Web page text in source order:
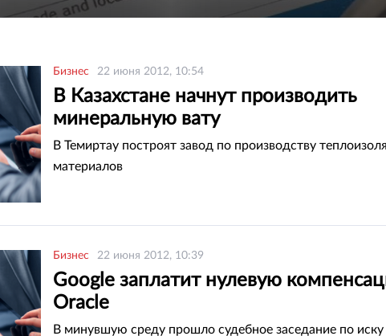
Бизнес 22 июня 2012, 10:54
В Казахстане начнут производить
минеральную вату
В Темиртау построят завод по производству
материалов
Бизнес 22 июня 2012, 10:39
Google заплатит нулевую
Oracle
В минувшую среду прошло судебное заседание по иску